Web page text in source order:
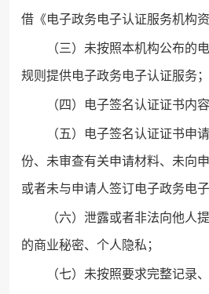
借《电子政务电子认证服务机构资
（三）未按照本机构公布的
规则提供电子政务电子认证服务；
（四）电子签名认证证书内
（五）电子签名认证证书申
份、未审查有关申请材料、未向
或者未与申请人签订电子政务电
（六）泄露或者非法向他人
的商业秘密、个人隐私；
（七）未按照要求完整记录